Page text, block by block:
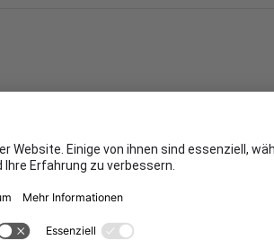
Aktuelle Aktionen